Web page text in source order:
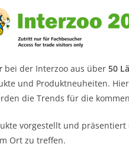
bei der Interzoo aus über 50
und Produktneuheiten.
die Trends für die
vorgestellt und
Ort zu treffen.